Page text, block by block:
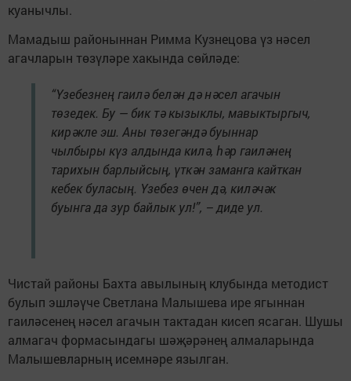
куанычлы.
Мамадыш районыннан Римма Кузнецова үз нәсел
агачларын төзүләре хакында сөйләде:
“Үзебезнең гаилә белән дә нәсел агачын
төзедек. Бу — бик тә кызыклы, мавыктыргыч,
кирәкле эш. Аны төзегәндә буыннар
чылбыры күз алдында килә, һәр гаиләнең
тарихын барлыйсың, үткән заманга кайткан
кебек буласың. Үзебез өчен дә, киләчәк
буынга да зур байлык ул!”, – диде ул.
Чистай районы Бахта авылының клубында методист
булып эшләүче Светлана Малышева ире ягыннан
гаиләсенең нәсел агачын тактадан кисеп ясаган. Шушы
алмагач формасындагы шәҗәрәнең алмаларында
Малышевларның исемнәре язылган.